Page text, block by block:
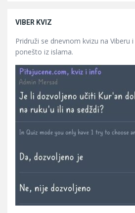
VIBER KVIZ
Pridruži se dnevnom kvizu na Viberu
ponešto iz islama.